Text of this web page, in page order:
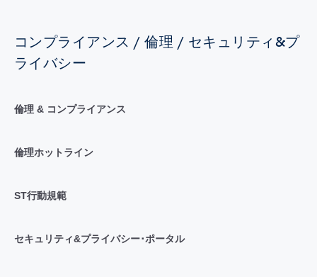
コンプライアンス / 倫理 / セキュリティ&プ
ライバシー
倫理 & コンプライアンス
倫理ホットライン
ST行動規範
セキュリティ&プライバシー･ポータル